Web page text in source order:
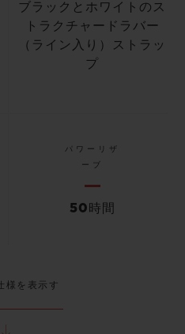
ブラックとホワイトのス
トラクチャードラバー
（ライン入り）ストラッ
プ
パワーリザ
ーブ
50時間
様を表示す